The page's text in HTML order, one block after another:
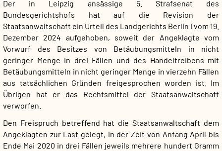
Der in Leipzig ansässige 5. Strafsenat des
Bundesgerichtshofs hat auf die Revision der
Staatsanwaltschaft ein Urteil des Landgerichts Berlin I vom 19.
Dezember 2024 aufgehoben, soweit der Angeklagte vom
Vorwurf des Besitzes von Betäubungsmitteln in nicht
geringer Menge in drei Fällen und des Handeltreibens mit
Betäubungsmitteln in nicht geringer Menge in vierzehn Fällen
aus tatsächlichen Gründen freigesprochen worden ist. Im
Übrigen hat er das Rechtsmittel der Staatsanwaltschaft
verworfen.
Den Freispruch betreffend hat die Staatsanwaltschaft dem
Angeklagten zur Last gelegt, in der Zeit von Anfang April bis
Ende Mai 2020 in drei Fällen jeweils mehrere hundert Gramm